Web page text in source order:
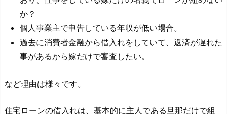
か？
個人事業主で申告している年収が低い場合。
過去に消費者金融から借入れをしていて、返済が遅れた
事があるから嫁だけで審査したい。
など理由は様々です。
住宅ローンの借入れは、基本的に主人である旦那だけで組